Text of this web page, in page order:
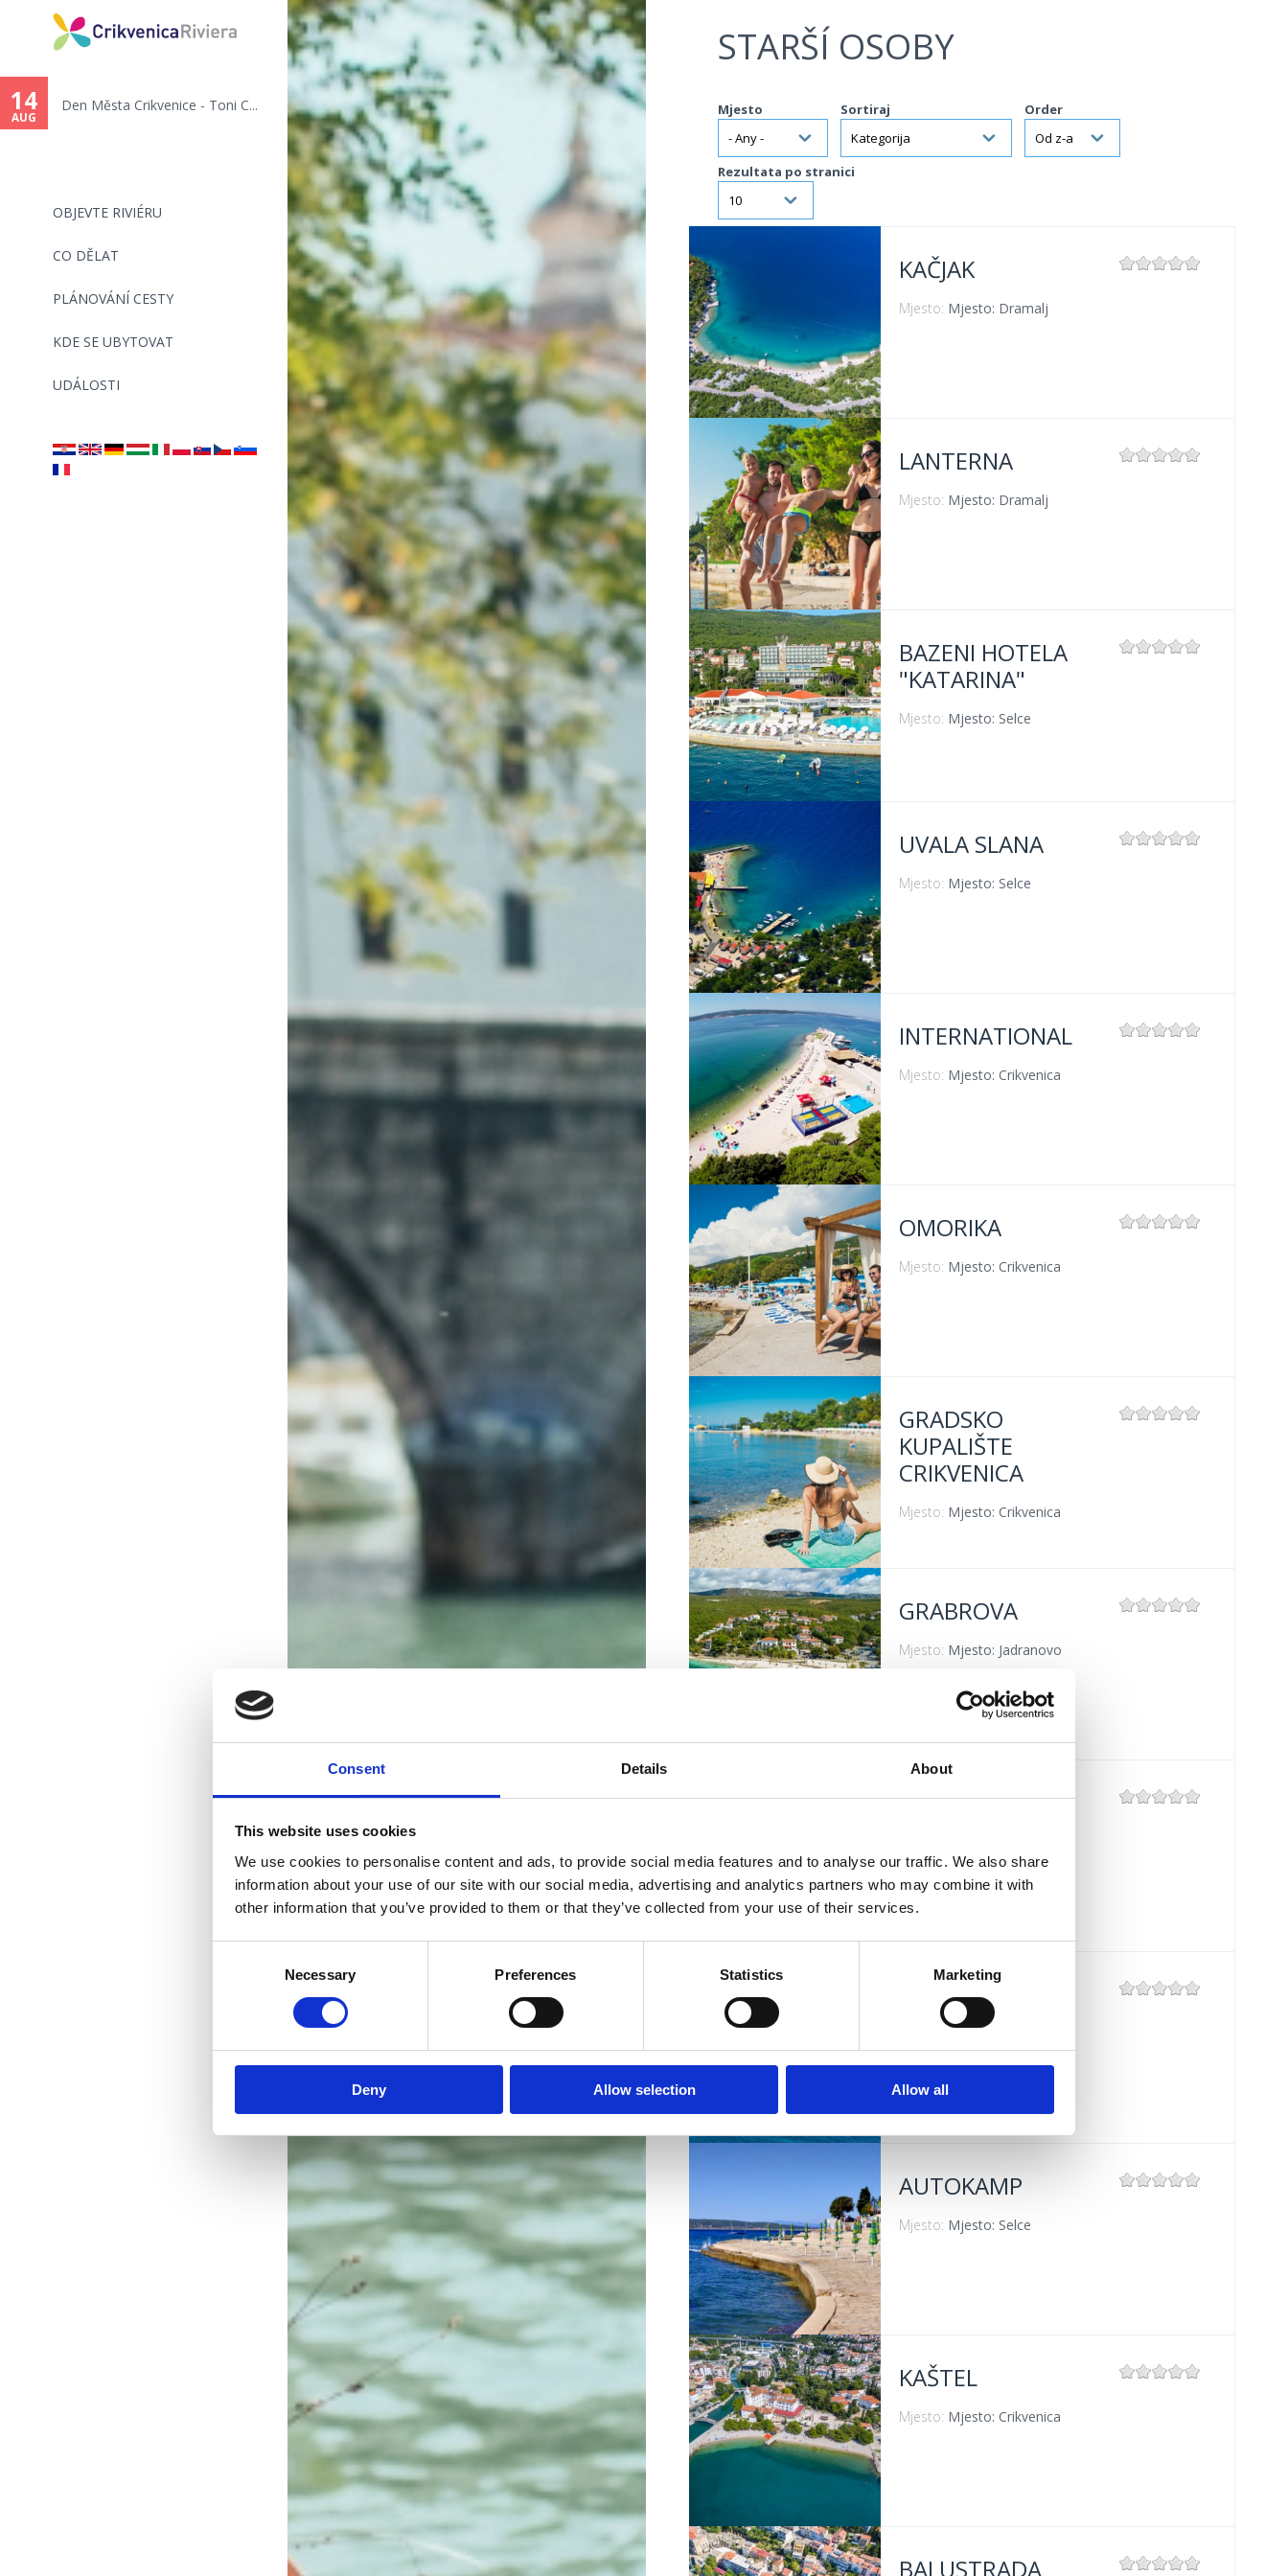
Consent Details About
This website uses cookies
We use cookies to personalise content and ads, to provide social media features and to analyse our traffic. We also share
information about your use of our site with our social media, advertising and analytics partners who may combine it with
other information that you’ve provided to them or that they’ve collected from your use of their services.
Necessary Preferences Statistics Marketing
Deny Allow selection Allow all
Jump to navigation
OBJEVTE RIVIÉRU
CO DĚLAT
PLÁNOVÁNÍ CESTY
KDE SE UBYTOVAT
UDÁLOSTI
14
AUG
Den Města Crikvenice - Toni C...
STARŠÍ OSOBY
Mjesto Sortiraj Order
Rezultata po stranici
VIŠE INFORMACIJA
KAČJAK
Mjesto: Mjesto: Dramalj
VIŠE INFORMACIJA
LANTERNA
Mjesto: Mjesto: Dramalj
VIŠE INFORMACIJA
BAZENI HOTELA
"KATARINA"
Mjesto: Mjesto: Selce
VIŠE INFORMACIJA
UVALA SLANA
Mjesto: Mjesto: Selce
VIŠE INFORMACIJA
INTERNATIONAL
Mjesto: Mjesto: Crikvenica
OMORIKA
Mjesto: Mjesto: Crikvenica
GRADSKO
KUPALIŠTE
CRIKVENICA
Mjesto: Mjesto: Crikvenica
GRABROVA
Mjesto: Mjesto: Jadranovo
VIŠE INFORMACIJA
RIVIERA
POLAČA
Mjesto: Selce
VIŠE INFORMACIJA
AUTOKAMP
Mjesto: Mjesto: Selce
VIŠE INFORMACIJA
KAŠTEL
Mjesto: Mjesto: Crikvenica
BALUSTRADA